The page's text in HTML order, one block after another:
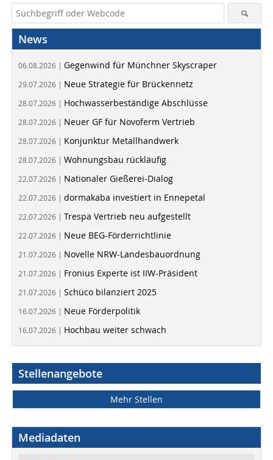
News
06.08.2026 | Gegenwind für Münchner Skyscraper
29.07.2026 | Neue Strategie für Brückennetz
28.07.2026 | Hochwasserbeständige Abschlüsse
28.07.2026 | Neuer GF für Novoferm Vertrieb
28.07.2026 | Konjunktur Metallhandwerk
28.07.2026 | Wohnungsbau rückläufig
22.07.2026 | Nationaler Gießerei-Dialog
22.07.2026 | dormakaba investiert in Ennepetal
22.07.2026 | Trespa Vertrieb neu aufgestellt
22.07.2026 | Neue BEG-Förderrichtlinie
21.07.2026 | Novelle NRW-Landesbauordnung
21.07.2026 | Fronius Experte ist IIW-Präsident
21.07.2026 | Schüco bilanziert 2025
16.07.2026 | Neue Förderpolitik
16.07.2026 | Hochbau weiter schwach
Stellenangebote
Mehr Stellen
Mediadaten